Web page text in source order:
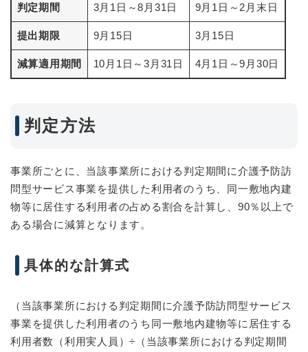
判定期間 3月1日～8月31日 9月1日～2月末日
提出期限 9月15日 3月15日
減算適用期間 10月1日～3月31日 4月1日～9月30日
判定方法
事業所ごとに、当該事業所における判定期間に介護予防訪
問型サービス事業を提供した利用者のうち、同一敷地内建
物等に居住する利用者の占める割合を計算し、90％以上で
ある場合に減算となります。
具体的な計算式
（当該事業所における判定期間に介護予防訪問型サービス
事業を提供した利用者のうち同一敷地内建物等に居住する
利用者数（利用実人員）÷（当該事業所における判定期間